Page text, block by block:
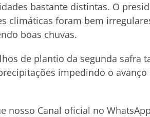
bastante distintas. O
climáticas foram bem
boas chuvas.
de plantio da segunda safra
impedindo o
nosso Canal oficial no